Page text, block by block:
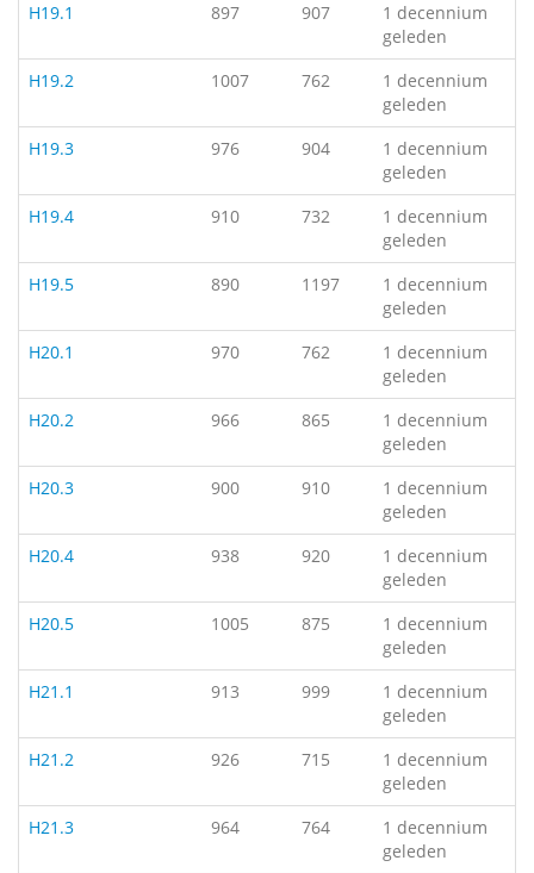
H19.1
897 907
1 decennium
geleden
H19.2
1007 762
1 decennium
geleden
H19.3
976 904
1 decennium
geleden
H19.4
910 732
1 decennium
geleden
H19.5
890 1197
1 decennium
geleden
H20.1
970 762
1 decennium
geleden
H20.2
966 865
1 decennium
geleden
H20.3
900 910
1 decennium
geleden
H20.4
938 920
1 decennium
geleden
H20.5
1005 875
1 decennium
geleden
H21.1
913 999
1 decennium
geleden
H21.2
926 715
1 decennium
geleden
H21.3
964 764
1 decennium
geleden